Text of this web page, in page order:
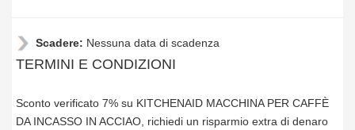
Scadere: Nessuna data di scadenza
TERMINI E CONDIZIONI
Sconto verificato 7% su KITCHENAID MACCHINA PER CAFFÈ
DA INCASSO IN ACCIAO, richiedi un risparmio extra di denaro